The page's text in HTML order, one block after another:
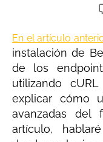
En el artículo
instalación de
de los
utilizando
explicar cómo
avanzadas del
artículo,